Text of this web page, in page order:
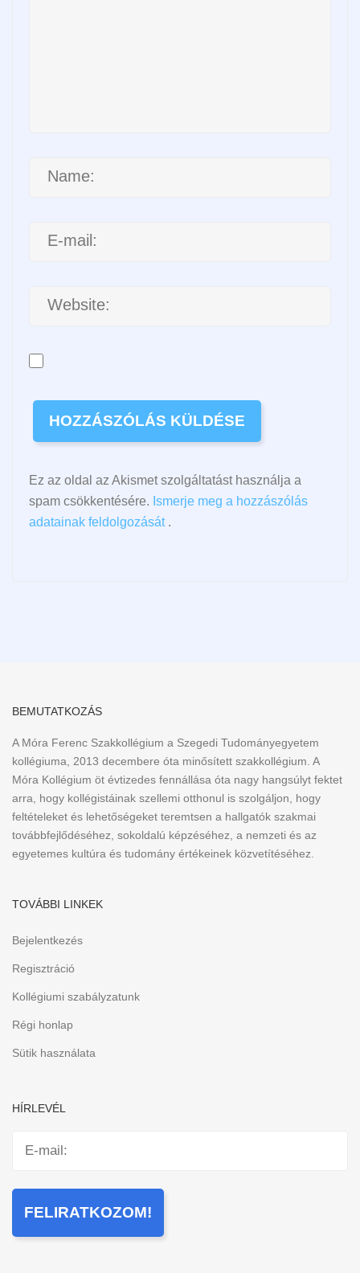
Ez az oldal az Akismet szolgáltatást használja a
spam csökkentésére. Ismerje meg a hozzászólás
adatainak feldolgozását.
BEMUTATKOZÁS
A Móra Ferenc Szakkollégium a Szegedi Tudományegyetem
kollégiuma, 2013 decembere óta minősített szakkollégium. A
Móra Kollégium öt évtizedes fennállása óta nagy hangsúlyt fektet
arra, hogy kollégistáinak szellemi otthonul is szolgáljon, hogy
feltételeket és lehetőségeket teremtsen a hallgatók szakmai
továbbfejlődéséhez, sokoldalú képzéséhez, a nemzeti és az
egyetemes kultúra és tudomány értékeinek közvetítéséhez.
TOVÁBBI LINKEK
Bejelentkezés
Regisztráció
Kollégiumi szabályzatunk
Régi honlap
Sütik használata
HÍRLEVÉL